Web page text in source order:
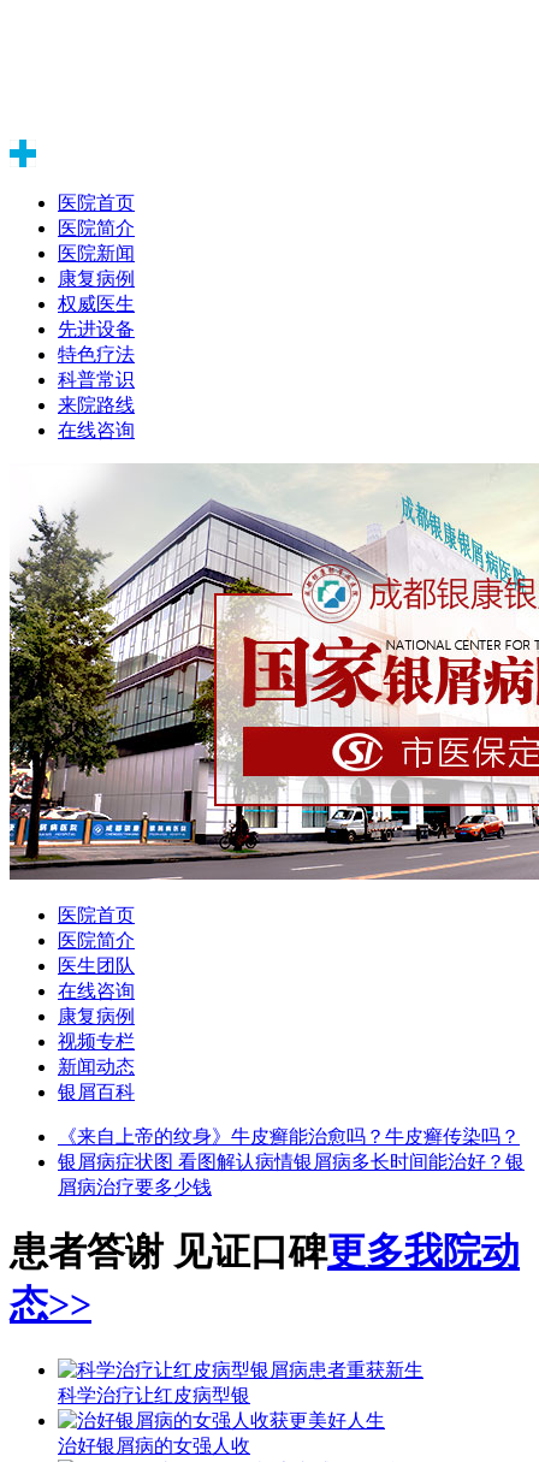
医院首页
医院简介
医院新闻
康复病例
权威医生
先进设备
特色疗法
科普常识
来院路线
在线咨询
医院首页
医院简介
医生团队
在线咨询
康复病例
视频专栏
新闻动态
银屑百科
《来自上帝的纹身》 牛皮癣能治愈吗？ 牛皮癣传染吗？
银屑病症状图 看图解认病情银屑病多长时间能治好？ 银
屑病治疗要多少钱
患者答谢 见证口碑更多我院动
态>>
科学治疗让红皮病型银
治好银屑病的女强人收